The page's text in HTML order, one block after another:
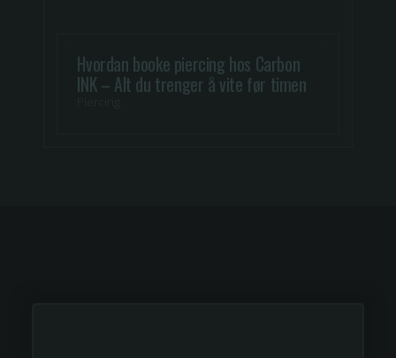
Hvordan booke piercing hos Carbon
INK – Alt du trenger å vite før timen